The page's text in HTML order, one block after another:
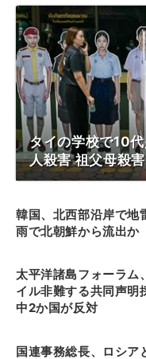
タイの学校で10
人殺害 祖父母殺
韓国、北西部沿岸で地
雨で北朝鮮から流出か
太平洋諸島フォーラム
イル非難する共同声明
中2か国が反対
国連事務総長、ロシア